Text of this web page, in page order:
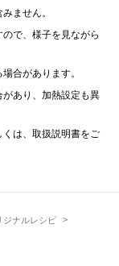
ジナルレシピ
ません。
で、様子を見ながら
合があります。
あり、加熱設定も異
は、取扱説明書をご